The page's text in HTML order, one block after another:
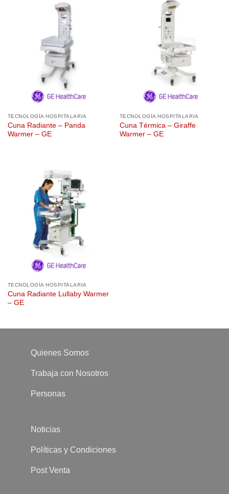
TECNOLOGÍA HOSPITALARIA
Cuna Radiante – Panda
Warmer – GE
TECNOLOGÍA HOSPITALARIA
Cuna Térmica – Giraffe
Warmer – GE
TECNOLOGÍA HOSPITALARIA
Cuna Radiante Lullaby Warmer
– GE
Quienes Somos
Trabaja con Nosotros
Personas
Noticias
Políticas y Condiciones
Post Venta